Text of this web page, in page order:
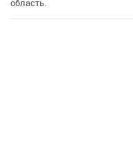
область.